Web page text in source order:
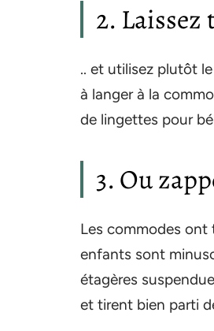
2.
.. et utilisez plutôt
à langer à la
de lingettes pour
3. Ou
Les commodes ont
enfants sont
étagères
et tirent bien parti